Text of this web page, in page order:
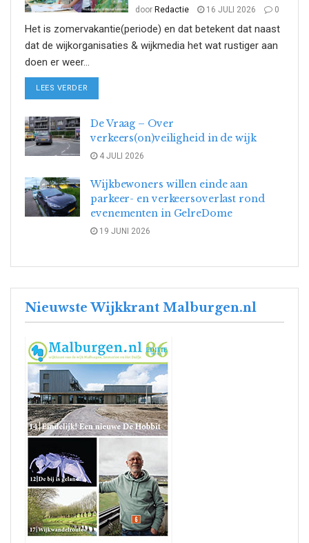
door Redactie 16 JULI 2026 0
Het is zomervakantie(periode) en dat betekent dat naast
dat de wijkorganisaties & wijkmedia het wat rustiger aan
doen er weer...
LEES VERDER
De Vraag – Over
verkeers(on)veiligheid in de wijk
4 JULI 2026
Wijkbewoners willen einde aan
parkeer- en verkeersoverlast rond
evenementen in GelreDome
19 JUNI 2026
Nieuwste Wijkkrant Malburgen.nl